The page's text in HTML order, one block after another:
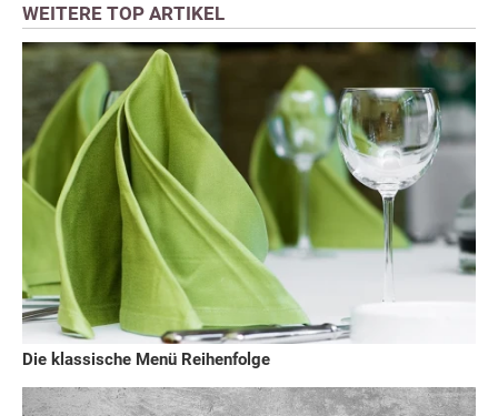
WEITERE TOP ARTIKEL
Die klassische Menü Reihenfolge